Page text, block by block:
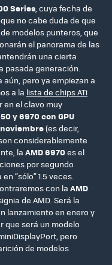
Series , cuya fecha de
no cabe duda de que
modelos punteros, que
el panorama de las
una cierta
pasada generación.
pero ya empiezan a
a la lista de chips ATi
en el clavo muy
y 6970 con GPU
noviembre(es decir,
considerablemente
la AMD 6970es el
por segundo
“sólo” 1.5 veces.
con la AMD
de AMD. Será la
lanzamiento en enero y
que será un modelo
pero
de modelos